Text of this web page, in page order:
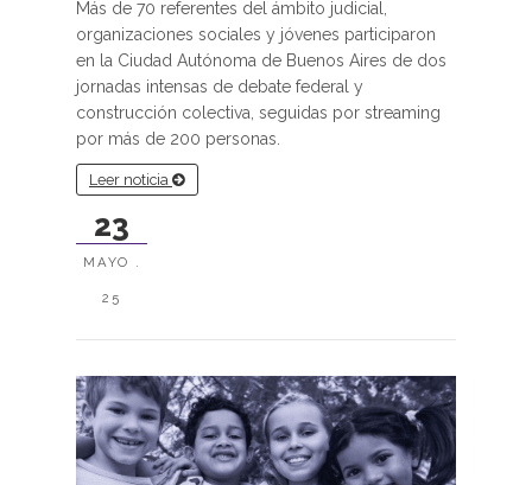
Más de 70 referentes del ámbito judicial,
organizaciones sociales y jóvenes participaron
en la Ciudad Autónoma de Buenos Aires de dos
jornadas intensas de debate federal y
construcción colectiva, seguidas por streaming
por más de 200 personas.
Leer noticia
23
MAYO .
25